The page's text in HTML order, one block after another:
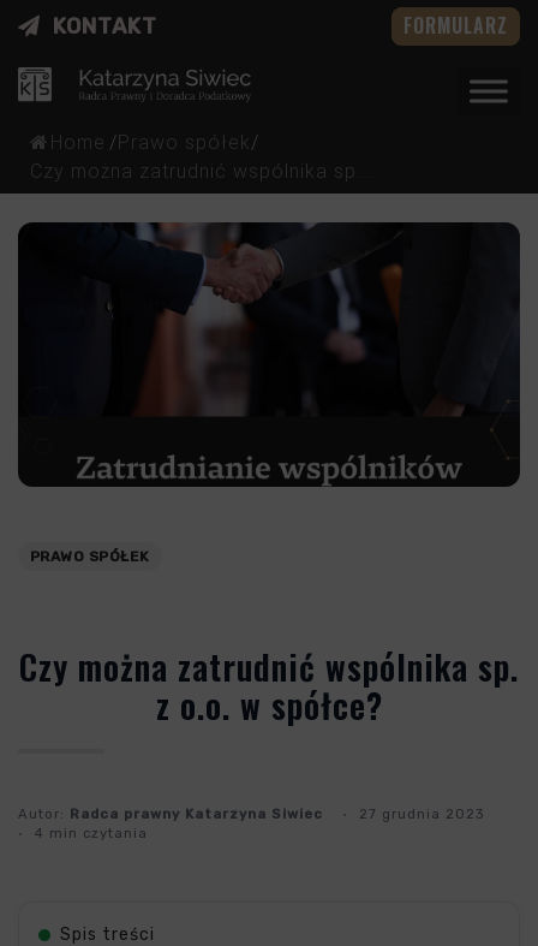
KONTAKT FORMULARZ
Home /Prawo spółek/
Czy można zatrudnić wspólnika sp....
PRAWO SPÓŁEK
Czy można zatrudnić wspólnika sp.
z o.o. w spółce?
Autor: Radca prawny Katarzyna Siwiec
27 grudnia 2023
4 min czytania
Spis treści